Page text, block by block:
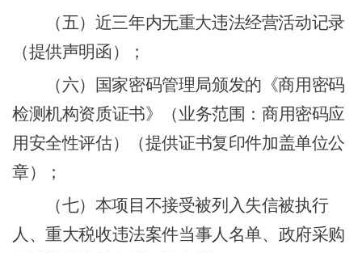
（五） 近三年内无重大违法经营活动记录
（提供声明函）；
（六）
国家密码管理局颁发的《商用密码
检测机构资质证书》（业务范围：商用密码应
用安全性评估）（提供证书复印件加盖单位公
章）；
（七） 本项目不接受被列入失信被执行
人、重大税收违法案件当事人名单、政府采购